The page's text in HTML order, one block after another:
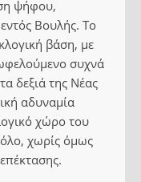
ψήφου,
Βουλής. Το
βάση, με
συχνά
δεξιά της Νέας
αδυναμία
χώρο του
χωρίς όμως